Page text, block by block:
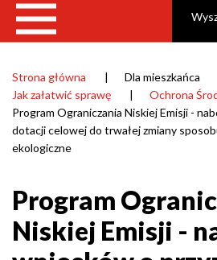
zmiany
sposobu
ogrzewania
na
ekologiczne
Gmina
Raszyn
Ścieżka
nawigacyjna
Strona główna
Dla mieszkańca
Jak załatwić sprawę
Ochrona
Program Ograniczania Niskiej Emisji -
dotacji celowej do trwałej zmiany
ekologiczne
Program
Niskiej Emisji -